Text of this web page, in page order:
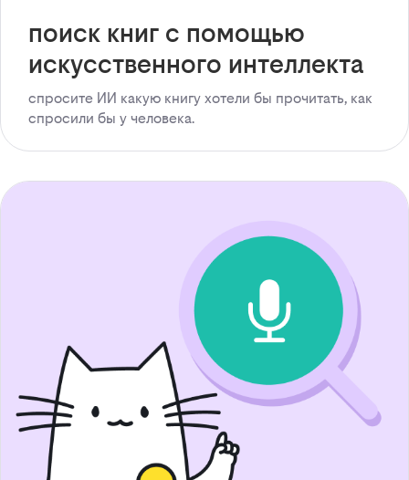
поиск книг с помощью
искусственного интеллекта
спросите ИИ какую книгу хотели бы прочитать, как
спросили бы у человека.